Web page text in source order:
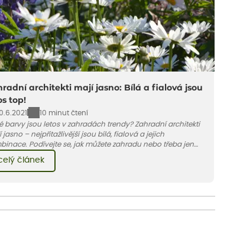
architekti mají jasno: Bílá a fialová jsou
top!
10 minut čtení
barvy jsou letos v zahradách trendy? Zahradní architekti
jasno – nejpřitažlivější jsou bílá, fialová a jejich
Podívejte se, jak můžete zahradu nebo třeba jen
záhon, terasu či balkon do bílo-fialových tónů
i vy.
článek